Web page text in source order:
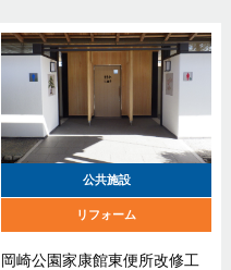
公共施設
リフォーム
岡崎公園家康館東便所改修工